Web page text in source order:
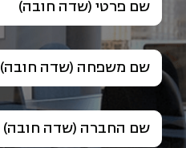
שם פרטי (שדה חובה)
שם משפחה (שדה חובה)
שם החברה (שדה חובה)